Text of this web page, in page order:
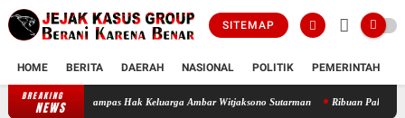
SITEMAP
HOME BERITA DAERAH NASIONAL POLITIK PEMERINTAH
BREAKING
NEWS Oknum Polisi Kebon Jeruk Jadi Backing Mafia Tanah Merampas Hak